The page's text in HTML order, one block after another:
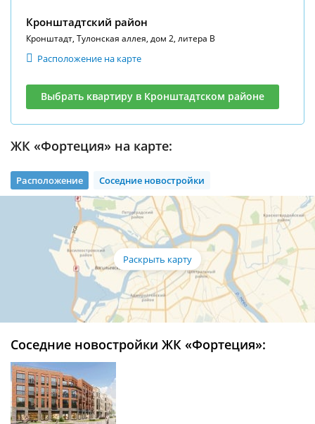
Кронштадтский район
Кронштадт, Тулонская аллея, дом 2, литера В
Расположение на карте
Выбрать квартиру в Кронштадтском районе
ЖК «Фортеция» на карте:
Расположение Соседние новостройки
Соседние новостройки ЖК «Фортеция»: